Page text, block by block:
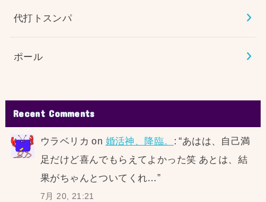
代打トスンパ
ポール
Recent Comments
ウラベリカ on 婚活神、降臨。 : “あはは、自己満
足だけど喜んでもらえてよかった笑 あとは、結
果がちゃんとついてくれ…”
7月 20, 21:21